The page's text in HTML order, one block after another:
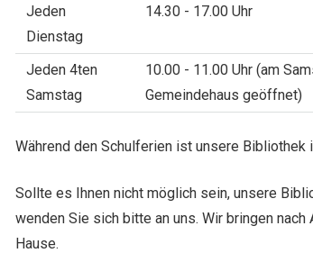
Jeden
Dienstag
14.30 - 17.00 Uhr
Jeden 4ten
Samstag
10.00 - 11.00 Uhr (am
Gemeindehaus geöffnet)
Während den Schulferien ist unsere
Sollte es Ihnen nicht möglich sein, unsere
wenden Sie sich bitte an uns. Wir bringen
Hause.